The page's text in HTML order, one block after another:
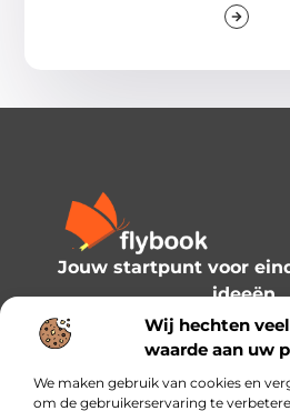
Wij hechten veel
waarde aan uw
We maken gebruik van cookies en
om de gebruikerservaring te
Jouw startpunt voor
ideeën.
Verken onze blogs en
inspireren door een
Bericht categorie